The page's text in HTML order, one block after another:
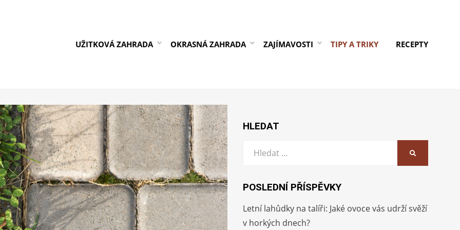
UŽITKOVÁ ZAHRADA OKRASNÁ ZAHRADA ZAJÍMAVOSTI TIPY A TRIKY RECEPTY
HLEDAT
Vyhledat:
POSLEDNÍ PŘÍSPĚVKY
Letní lahůdky na talíři: Jaké ovoce vás udrží svěží
v horkých dnech?